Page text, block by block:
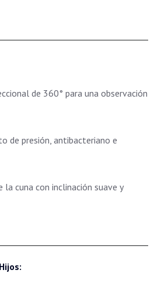
de 360° para una observación
de presión, antibacteriano e
cuna con inclinación suave y